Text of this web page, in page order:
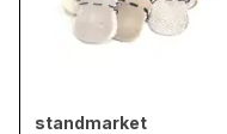
standmarket